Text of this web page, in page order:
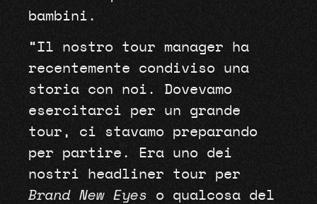
bambini.
“Il nostro tour manager ha
recentemente condiviso una
storia con noi. Dovevamo
esercitarci per un grande
tour, ci stavamo preparando
per partire. Era uno dei
nostri headliner tour per
Brand New Eyes o qualcosa del